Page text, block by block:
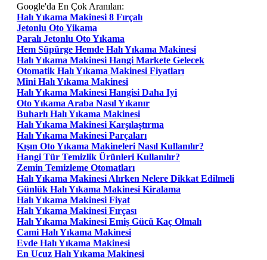
Google'da En Çok Aranılan:
Halı Yıkama Makinesi 8 Fırçalı
Jetonlu Oto Yikama
Paralı Jetonlu Oto Yıkama
Hem Süpürge Hemde Halı Yıkama Makinesi
Halı Yıkama Makinesi Hangi Markete Gelecek
Otomatik Halı Yıkama Makinesi Fiyatları
Mini Halı Yıkama Makinesi
Halı Yıkama Makinesi Hangisi Daha Iyi
Oto Yıkama Araba Nasıl Yıkanır
Buharlı Halı Yıkama Makinesi
Halı Yıkama Makinesi Karşılaştırma
Halı Yıkama Makinesi Parçaları
Kışın Oto Yıkama Makineleri Nasıl Kullanılır?
Hangi Tür Temizlik Ürünleri Kullanılır?
Zemin Temizleme Otomatları
Halı Yıkama Makinesi Alırken Nelere Dikkat Edilmeli
Günlük Halı Yıkama Makinesi Kiralama
Halı Yıkama Makinesi Fiyat
Halı Yıkama Makinesi Fırçası
Halı Yıkama Makinesi Emiş Gücü Kaç Olmalı
Cami Halı Yıkama Makinesi
Evde Halı Yıkama Makinesi
En Ucuz Halı Yıkama Makinesi